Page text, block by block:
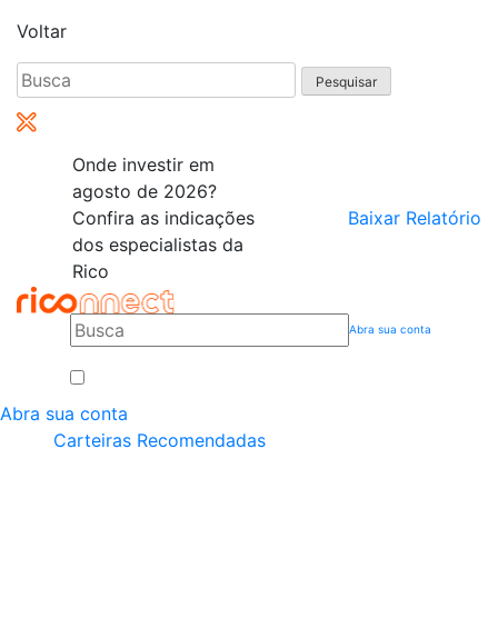
Voltar
Pesquisar
por:
Onde investir em
agosto de 2026?
Confira as indicações
dos especialistas da
Rico
Baixar Relatório
Abra sua conta
Abra sua conta
Carteiras Recomendadas